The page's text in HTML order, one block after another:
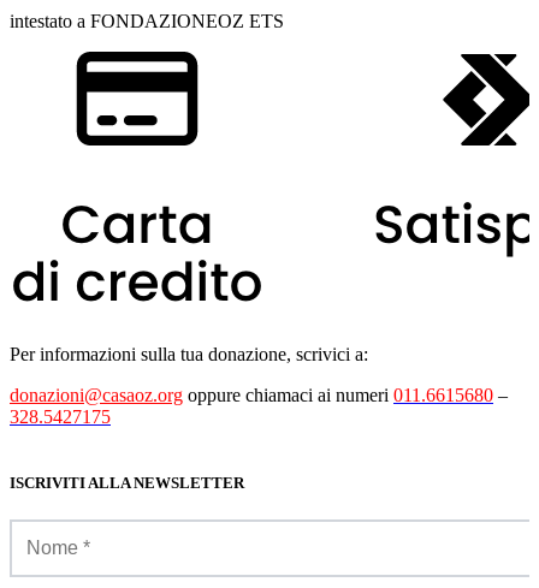
intestato a FONDAZIONEOZ ETS
Per informazioni sulla tua donazione, scrivici a:
donazioni@casaoz.org oppure chiamaci ai numeri 011.6615680 –
328.5427175
ISCRIVITI ALLA NEWSLETTER